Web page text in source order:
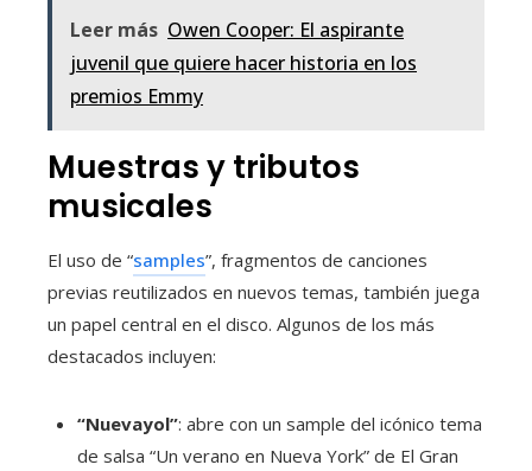
Leer más Owen Cooper: El aspirante
juvenil que quiere hacer historia en los
premios Emmy
Muestras y tributos
musicales
El uso de “samples”, fragmentos de canciones
previas reutilizados en nuevos temas, también juega
un papel central en el disco. Algunos de los más
destacados incluyen:
“Nuevayol”: abre con un sample del icónico tema
de salsa “Un verano en Nueva York” de El Gran